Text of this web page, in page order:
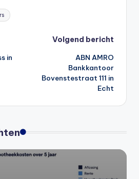
in
Volgend bericht
ABN AMRO
Bankkantoor
Bovenstestraat 111 in
Echt